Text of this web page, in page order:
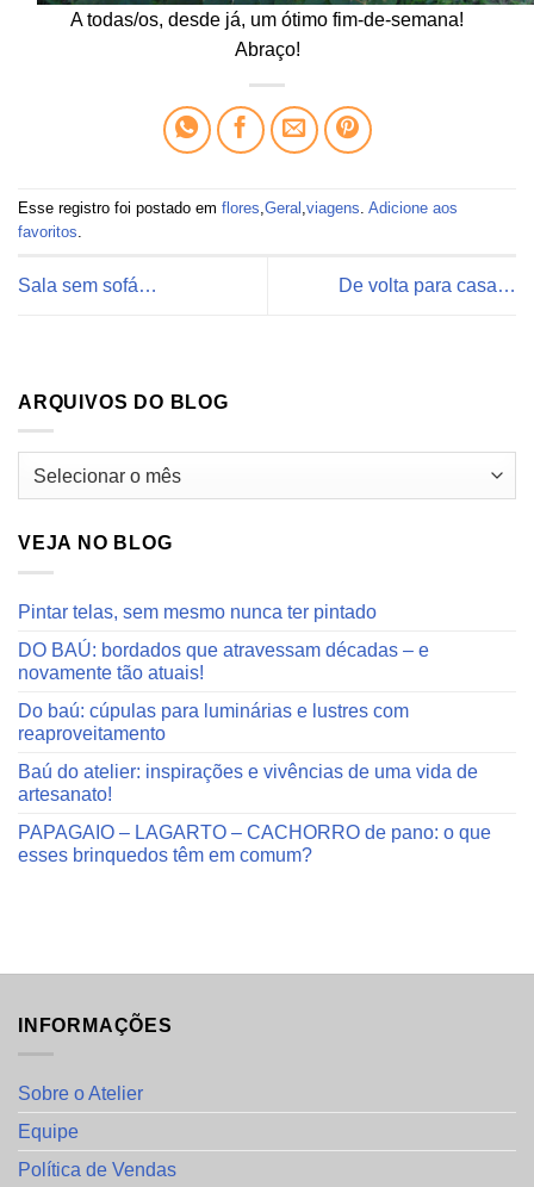
A todas/os, desde já, um ótimo fim-de-semana!
Abraço!
Esse registro foi postado em flores,Geral ,viagens. Adicione aos
favoritos.
Sala sem sofá… De volta para casa…
ARQUIVOS DO BLOG
VEJA NO BLOG
Pintar telas, sem mesmo nunca ter pintado
DO BAÚ: bordados que atravessam décadas – e
novamente tão atuais!
Do baú: cúpulas para luminárias e lustres com
reaproveitamento
Baú do atelier: inspirações e vivências de uma vida de
artesanato!
PAPAGAIO – LAGARTO – CACHORRO de pano: o que
esses brinquedos têm em comum?
INFORMAÇÕES
Sobre o Atelier
Equipe
Política de Vendas